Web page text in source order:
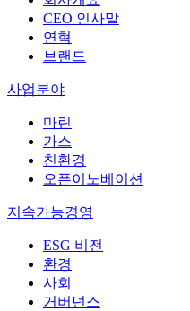
CEO 인사말
연혁
브랜드
사업분야
마린
가스
친환경
오픈이노베이션
지속가능경영
ESG 비전
환경
사회
거버넌스